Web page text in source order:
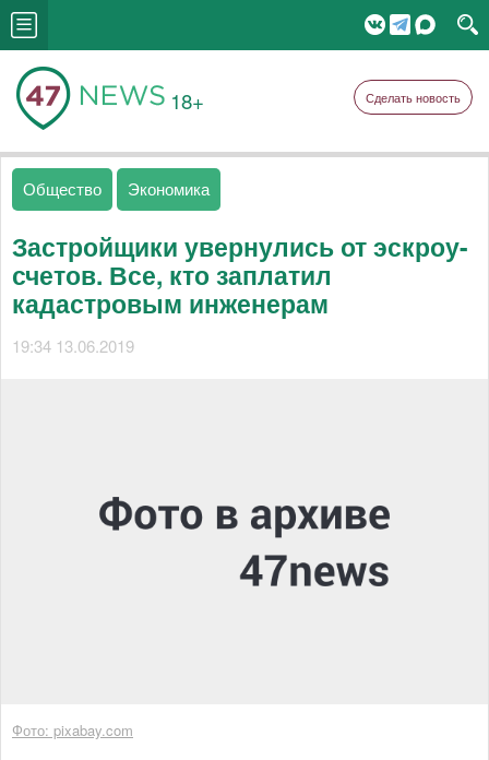
18+ Сделать новость
Общество Экономика
Застройщики увернулись от эскроу-
счетов. Все, кто заплатил
кадастровым инженерам
19:34 13.06.2019
Фото: pixabay.com